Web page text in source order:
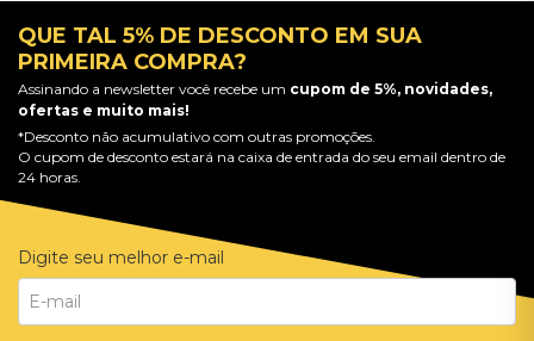
QUE TAL 5% DE DESCONTO EM SUA
PRIMEIRA COMPRA?
Assinando a newsletter você recebe um cupom de 5%, novidades,
ofertas e muito mais!
*Desconto não acumulativo com outras promoções.
O cupom de desconto estará na caixa de entrada do seu email dentro de
24 horas.
Digite seu melhor e-mail